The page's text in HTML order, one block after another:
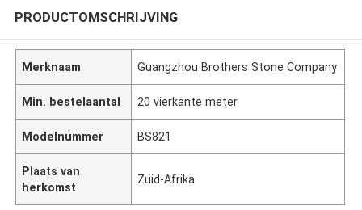
PRODUCTOMSCHRIJVING
Merknaam Guangzhou Brothers Stone Company
Min. bestelaantal 20 vierkante meter
Modelnummer BS821
Plaats van
herkomst
Zuid-Afrika